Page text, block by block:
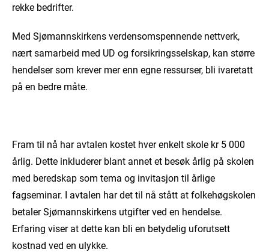
rekke bedrifter.
Med Sjømannskirkens verdensomspennende nettverk,
nært samarbeid med UD og forsikringsselskap, kan større
hendelser som krever mer enn egne ressurser, bli ivaretatt
på en bedre måte.
Fram til nå har avtalen kostet hver enkelt skole kr 5 000
årlig. Dette inkluderer blant annet et besøk årlig på skolen
med beredskap som tema og invitasjon til årlige
fagseminar. I avtalen har det til nå stått at folkehøgskolen
betaler Sjømannskirkens utgifter ved en hendelse.
Erfaring viser at dette kan bli en betydelig uforutsett
kostnad ved en ulykke.